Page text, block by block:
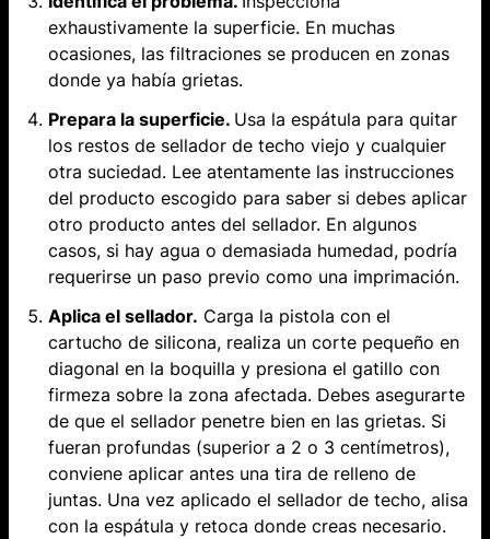
exhaustivamente la superficie. En muchas
ocasiones, las filtraciones se producen en zonas
donde ya había grietas.
Prepara la superficie. Usa la espátula para quitar
los restos de ​sellador de techo viejo y cualquier
otra suciedad. Lee atentamente las instrucciones
del producto escogido para saber si debes aplicar
otro producto antes del sellador. En algunos
casos, si hay agua o demasiada humedad, podría
requerirse un paso previo como una imprimación.
Aplica el sellador. Carga la pistola con el
cartucho de silicona, realiza un corte pequeño en
diagonal en la boquilla y presiona el gatillo con
firmeza sobre la zona afectada. Debes asegurarte
de que el sellador penetre bien en las grietas. Si
fueran profundas (superior a 2 o 3 centímetros),
conviene aplicar antes una tira de relleno de
juntas. Una vez aplicado el ​sellador de techo, alisa
con la espátula y retoca donde creas necesario.